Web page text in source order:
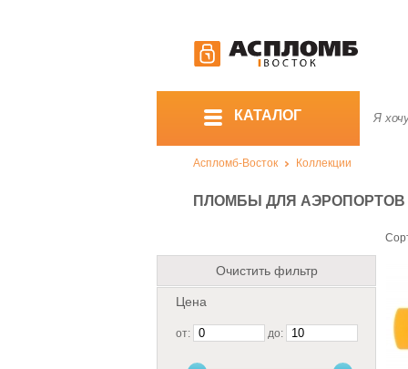
КАТАЛОГ
Аспломб-Восток Коллекции
ПЛОМБЫ ДЛЯ АЭРОПОРТОВ
Очистить фильтр
Цена
от: до: